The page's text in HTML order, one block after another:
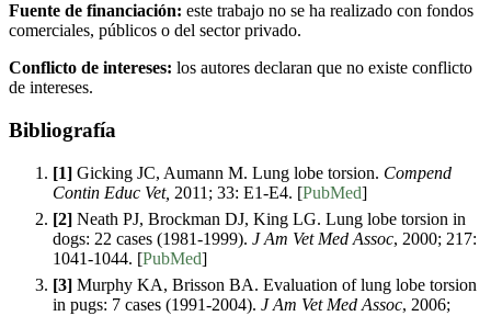
Fuente de financiación: este trabajo no se ha realizado con fondos
comerciales, públicos o del sector privado.
Conflicto de intereses: los autores declaran que no existe conflicto
de intereses.
Bibliografía
[1] Gicking JC, Aumann M. Lung lobe torsion. Compend
Contin Educ Vet, 2011; 33: E1-E4. [PubMed]
[2] Neath PJ, Brockman DJ, King LG. Lung lobe torsion in
dogs: 22 cases (1981-1999). J Am Vet Med Assoc, 2000; 217:
1041-1044. [PubMed]
[3] Murphy KA, Brisson BA. Evaluation of lung lobe torsion
in pugs: 7 cases (1991-2004). J Am Vet Med Assoc, 2006;